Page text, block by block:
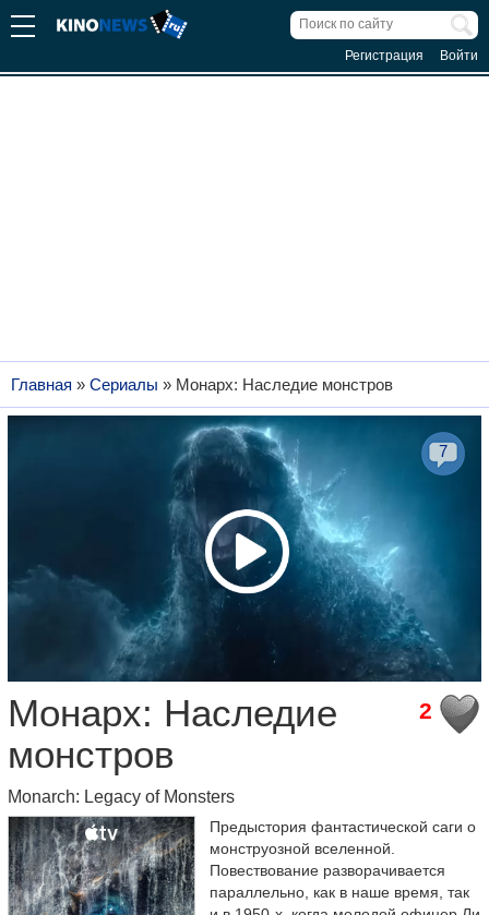
Регистрация Войти
Главная » Сериалы » Монарх: Наследие монстров
7
2
Монарх: Наследие
монстров
Monarch: Legacy of Monsters
Предыстория фантастической саги о
монструозной вселенной.
Повествование разворачивается
параллельно, как в наше время, так